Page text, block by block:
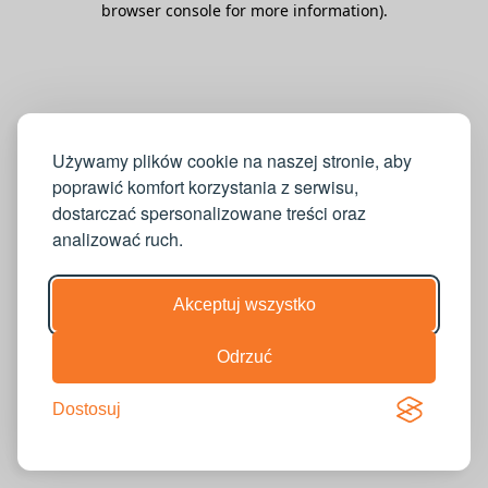
Używamy plików cookie na naszej stronie, aby
poprawić komfort korzystania z serwisu,
dostarczać spersonalizowane treści oraz
analizować ruch.
Akceptuj wszystko
Odrzuć
Dostosuj
browser console for more information).